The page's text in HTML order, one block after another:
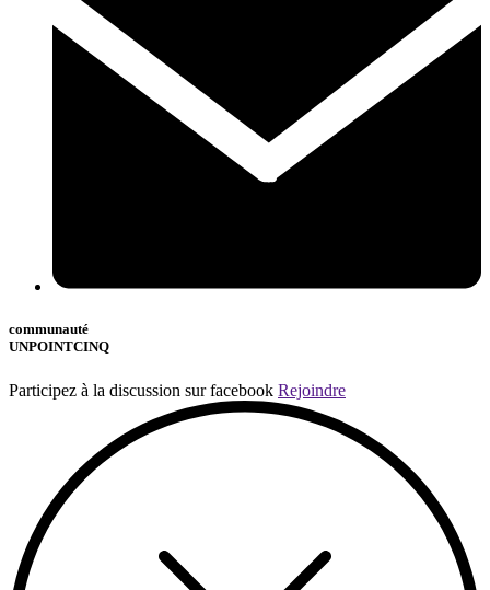
communauté
UNPOINTCINQ
Participez à la discussion sur facebook Rejoindre